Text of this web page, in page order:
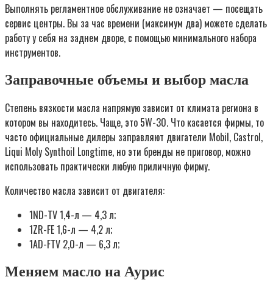
Выполнять регламентное обслуживание не означает — посещать
сервис центры. Вы за час времени (максимум два) можете сделать
работу у себя на заднем дворе, с помощью минимального набора
инструментов.
Заправочные объемы и выбор масла
Степень вязкости масла напрямую зависит от климата региона в
котором вы находитесь. Чаще, это 5W-30. Что касается фирмы, то
часто официальные дилеры заправляют двигатели Mobil, Castrol,
Liqui Moly Synthoil Longtime, но эти бренды не приговор, можно
использовать практически любую приличную фирму.
Количество масла зависит от двигателя:
1ND-TV 1,4-л — 4,3 л;
1ZR-FE 1,6-л — 4,2 л;
1AD-FTV 2,0-л — 6,3 л;
Меняем масло на Аурис